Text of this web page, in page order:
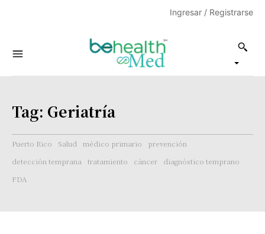
Ingresar / Registrarse
Tag: Geriatría
Puerto Rico Salud médico primario
prevención
detección temprana
tratamiento cáncer
diagnóstico temprano
FDA